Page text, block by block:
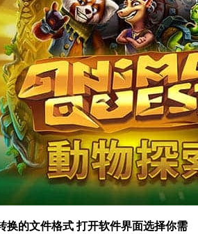
换的文件格式 打开软件界面选择你需